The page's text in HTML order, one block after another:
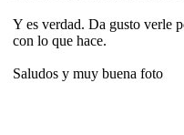
Y es verdad. Da gusto verle
con lo que hace.
Saludos y muy buena foto